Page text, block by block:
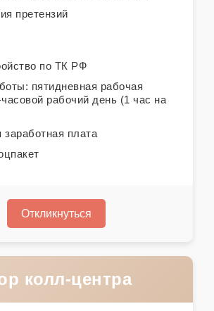
претензий
по ТК РФ
пятидневная рабочая
рабочий день (1 час на
заработная плата
Откликнуться
колл-центра